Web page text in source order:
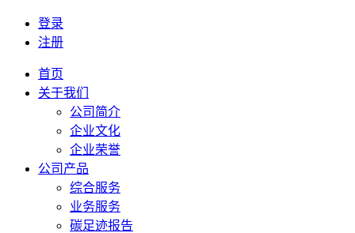
登录
注册
首页
关于我们
公司简介
企业文化
企业荣誉
公司产品
综合服务
业务服务
碳足迹报告